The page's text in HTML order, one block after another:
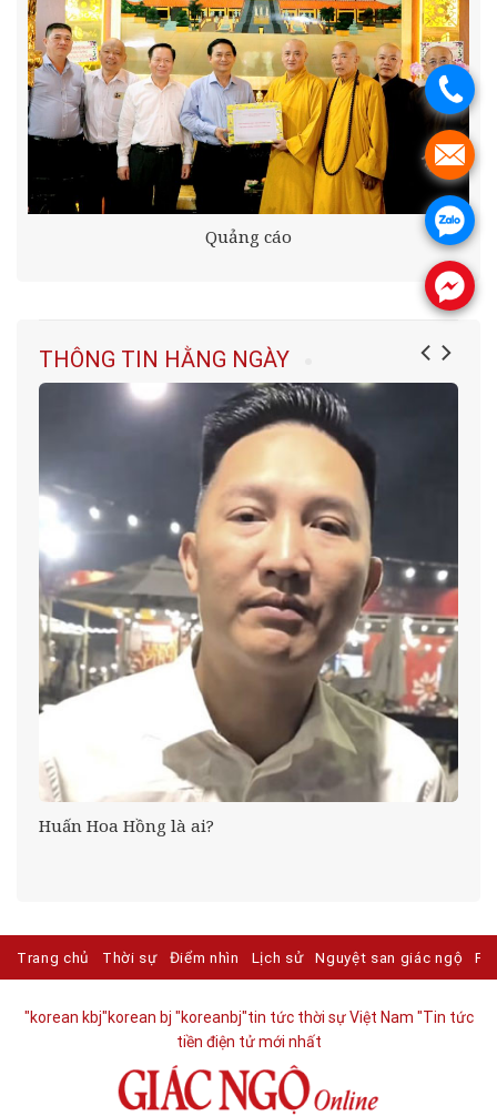
Quảng cáo
THÔNG TIN HẰNG NGÀY
Huấn Hoa Hồng là ai?
Trang chủ Thời sự Điểm nhìn Lịch sử Nguyệt san giác ngộ
"korean kbj​"korean bj "koreanbj​"tin tức thời sự Việt Nam "Tin tức
tiền điện tử mới nhất​
.
.
.
.